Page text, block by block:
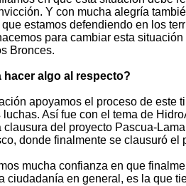
Y con mucha alegría
estamos defendiendo en los
para cambiar esta
Bronces.
hacer algo al respecto?
apoyamos el proceso de este
luchas. Así fue con el tema de
clausura del proyecto Pascua-
donde finalmente se clausuró el
mucha confianza en que
ciudadanía en general, es la que